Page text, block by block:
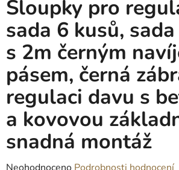
Sloupky pro
sada 6 kusů,
s 2m černým
pásem, černá
regulaci davu s
a kovovou
snadná montáž
Průměrné
Neohodnoceno Podrobnosti hodnocení